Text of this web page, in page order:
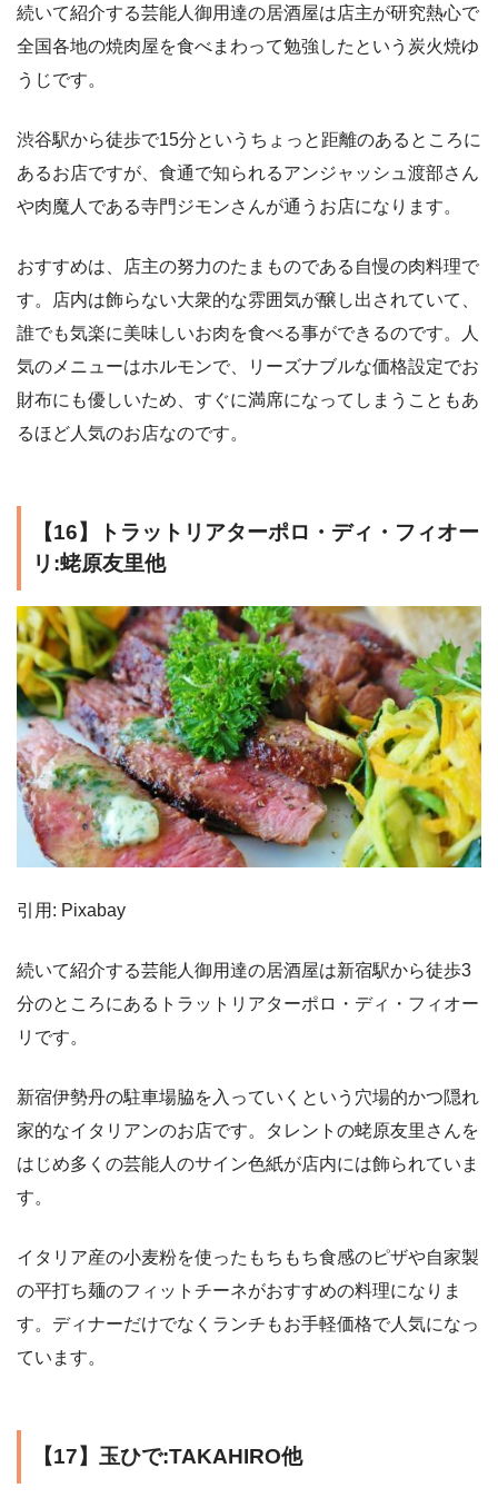
続いて紹介する芸能人御用達の居酒屋は店主が研究熱心で
全国各地の焼肉屋を食べまわって勉強したという炭火焼ゆ
うじです。
渋谷駅から徒歩で15分というちょっと距離のあるところに
あるお店ですが、食通で知られるアンジャッシュ渡部さん
や肉魔人である寺門ジモンさんが通うお店になります。
おすすめは、店主の努力のたまものである自慢の肉料理で
す。店内は飾らない大衆的な雰囲気が醸し出されていて、
誰でも気楽に美味しいお肉を食べる事ができるのです。人
気のメニューはホルモンで、リーズナブルな価格設定でお
財布にも優しいため、すぐに満席になってしまうこともあ
るほど人気のお店なのです。
【16】トラットリアターポロ・ディ・フィオー
リ:蛯原友里他
引用: Pixabay
続いて紹介する芸能人御用達の居酒屋は新宿駅から徒歩3
分のところにあるトラットリアターポロ・ディ・フィオー
リです。
新宿伊勢丹の駐車場脇を入っていくという穴場的かつ隠れ
家的なイタリアンのお店です。タレントの蛯原友里さんを
はじめ多くの芸能人のサイン色紙が店内には飾られていま
す。
イタリア産の小麦粉を使ったもちもち食感のピザや自家製
の平打ち麺のフィットチーネがおすすめの料理になりま
す。ディナーだけでなくランチもお手軽価格で人気になっ
ています。
【17】玉ひで:TAKAHIRO他